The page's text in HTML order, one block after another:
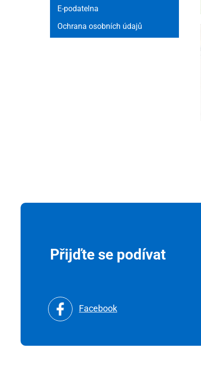
E-podatelna
Ochrana osobních údajů
Přijďte se podívat
Facebook